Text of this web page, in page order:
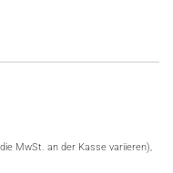
MwSt. an der Kasse variieren),